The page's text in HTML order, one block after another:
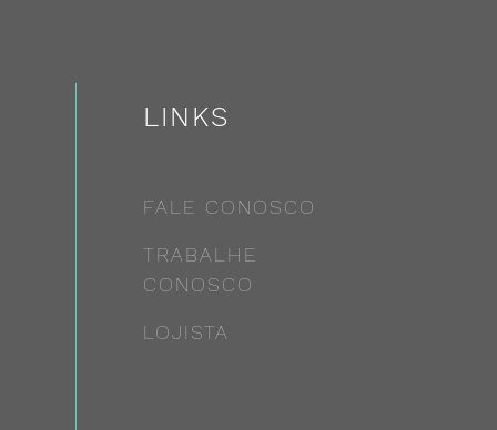
LINKS
FALE CONOSCO
TRABALHE
CONOSCO
LOJISTA